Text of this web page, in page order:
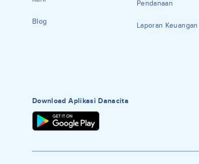
Blog
Pendanaan
Laporan Keuangan
Download Aplikasi Danacita